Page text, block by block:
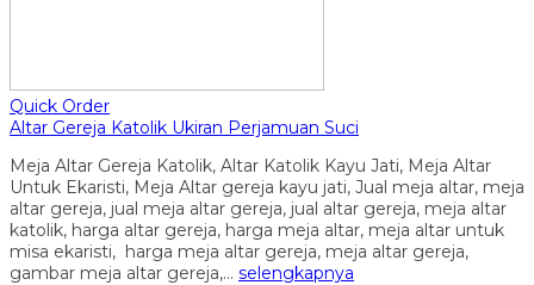
Quick Order
Altar Gereja Katolik Ukiran Perjamuan Suci
Meja Altar Gereja Katolik, Altar Katolik Kayu Jati, Meja Altar
Untuk Ekaristi, Meja Altar gereja kayu jati, Jual meja altar, meja
altar gereja, jual meja altar gereja, jual altar gereja, meja altar
katolik, harga altar gereja, harga meja altar, meja altar untuk
misa ekaristi, harga meja altar gereja, meja altar gereja,
gambar meja altar gereja,… selengkapnya